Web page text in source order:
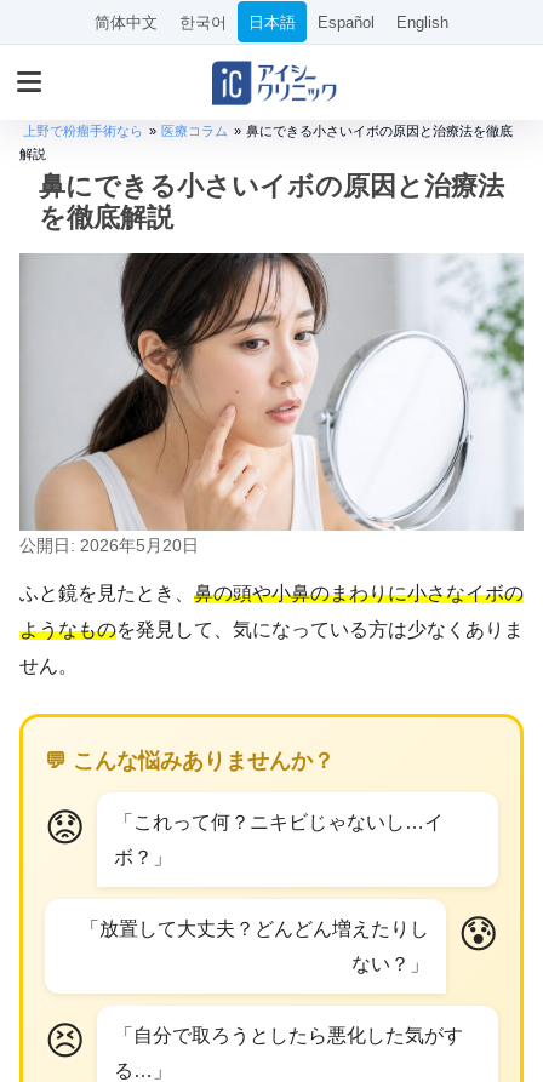
简体中文 한국어 日本語 Español English
上野で粉瘤手術なら » 医療コラム » 鼻にできる小さいイボの原因と治療法を徹底
解説
鼻にできる小さいイボの原因と治療法
を徹底解説
公開日: 2026年5月20日
ふと鏡を見たとき、 鼻の頭や小鼻のまわりに小さなイボの
ようなものを発見して、気になっている方は少なくありま
せん。
💬 こんな悩みありませんか？
😟
「これって何？ニキビじゃないし…イ
ボ？」
😰
「放置して大丈夫？どんどん増えたりし
ない？」
😣
「自分で取ろうとしたら悪化した気がす
る…」